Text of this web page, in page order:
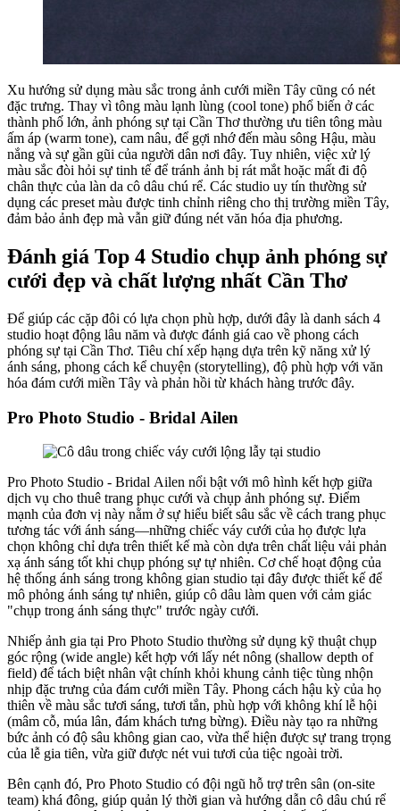
Xu hướng sử dụng màu sắc trong ảnh cưới miền Tây cũng có nét
đặc trưng. Thay vì tông màu lạnh lùng (cool tone) phổ biến ở các
thành phố lớn, ảnh phóng sự tại Cần Thơ thường ưu tiên tông màu
ấm áp (warm tone), cam nâu, để gợi nhớ đến màu sông Hậu, màu
nắng và sự gần gũi của người dân nơi đây. Tuy nhiên, việc xử lý
màu sắc đòi hỏi sự tinh tế để tránh ảnh bị rát mắt hoặc mất đi độ
chân thực của làn da cô dâu chú rể. Các studio uy tín thường sử
dụng các preset màu được tinh chỉnh riêng cho thị trường miền Tây,
đảm bảo ảnh đẹp mà vẫn giữ đúng nét văn hóa địa phương.
Đánh giá Top 4 Studio chụp ảnh phóng sự
cưới đẹp và chất lượng nhất Cần Thơ
Để giúp các cặp đôi có lựa chọn phù hợp, dưới đây là danh sách 4
studio hoạt động lâu năm và được đánh giá cao về phong cách
phóng sự tại Cần Thơ. Tiêu chí xếp hạng dựa trên kỹ năng xử lý
ánh sáng, phong cách kể chuyện (storytelling), độ phù hợp với văn
hóa đám cưới miền Tây và phản hồi từ khách hàng trước đây.
Pro Photo Studio - Bridal Ailen
Pro Photo Studio - Bridal Ailen nổi bật với mô hình kết hợp giữa
dịch vụ cho thuê trang phục cưới và chụp ảnh phóng sự. Điểm
mạnh của đơn vị này nằm ở sự hiểu biết sâu sắc về cách trang phục
tương tác với ánh sáng—những chiếc váy cưới của họ được lựa
chọn không chỉ dựa trên thiết kế mà còn dựa trên chất liệu vải phản
xạ ánh sáng tốt khi chụp phóng sự tự nhiên. Cơ chế hoạt động của
hệ thống ánh sáng trong không gian studio tại đây được thiết kế để
mô phỏng ánh sáng tự nhiên, giúp cô dâu làm quen với cảm giác
"chụp trong ánh sáng thực" trước ngày cưới.
Nhiếp ảnh gia tại Pro Photo Studio thường sử dụng kỹ thuật chụp
góc rộng (wide angle) kết hợp với lấy nét nông (shallow depth of
field) để tách biệt nhân vật chính khỏi khung cảnh tiệc tùng nhộn
nhịp đặc trưng của đám cưới miền Tây. Phong cách hậu kỳ của họ
thiên về màu sắc tươi sáng, tươi tắn, phù hợp với không khí lễ hội
(mâm cỗ, múa lân, đám khách tưng bừng). Điều này tạo ra những
bức ảnh có độ sâu không gian cao, vừa thể hiện được sự trang trọng
của lễ gia tiên, vừa giữ được nét vui tươi của tiệc ngoài trời.
Bên cạnh đó, Pro Photo Studio có đội ngũ hỗ trợ trên sân (on-site
team) khá đông, giúp quản lý thời gian và hướng dẫn cô dâu chú rể